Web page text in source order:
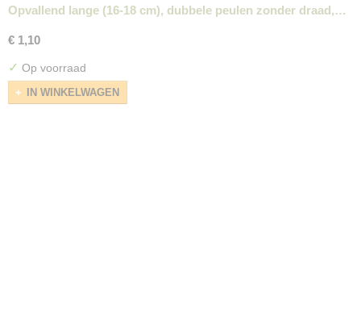
Opvallend lange (16-18 cm), dubbele peulen zonder draad,…
€ 1,10
✓ Op voorraad
IN WINKELWAGEN